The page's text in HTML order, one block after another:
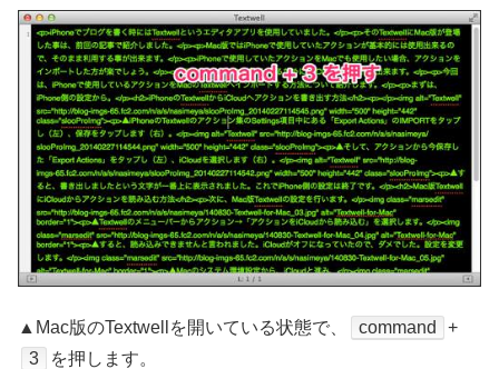
▲Mac版のTextwellを開いている状態で、 command
+
3
を押します。